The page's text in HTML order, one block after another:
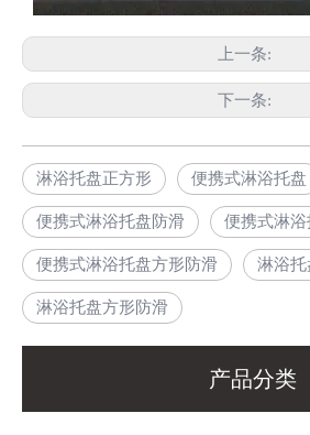
上一条:
下一条:
淋浴托盘正方形 便携式淋浴托盘
便携式淋浴托盘防滑 便携式淋
便携式淋浴托盘方形防滑 淋浴托
淋浴托盘方形防滑
产品分类